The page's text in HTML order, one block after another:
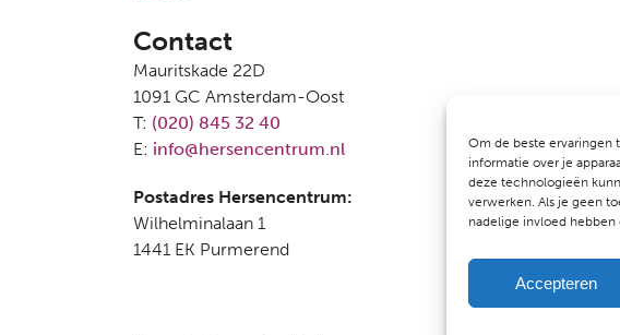
Om de beste ervaringen
informatie over je
deze technologieën
verwerken. Als je geen
nadelige invloed
Accepteren
Contact
Mauritskade 22D
1091 GC Amsterdam-Oost
T: (020) 845 32 40
E: info@hersencentrum.nl
Postadres Hersencentrum:
Wilhelminalaan 1
1441 EK Purmerend